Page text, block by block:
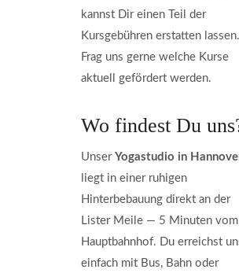
kannst Dir einen Teil der
Kursgebühren erstatten lassen.
Frag uns gerne welche Kurse
aktuell gefördert werden.
Wo findest Du
Unser Yogastudio in
liegt in einer ruhigen
Hinterbebauung direkt an der
Lister Meile — 5 Minuten vom
Hauptbahnhof. Du erreichst
einfach mit Bus, Bahn oder